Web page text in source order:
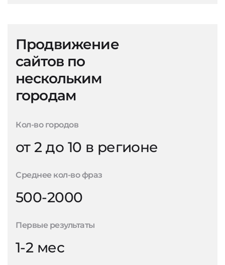
Продвижение
сайтов по
нескольким
городам
Кол-во городов
от 2 до 10 в регионе
Среднее кол-во фраз
500-2000
Первые результаты
1-2 мес